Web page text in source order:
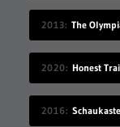
2013 The
2020 Honest
2016